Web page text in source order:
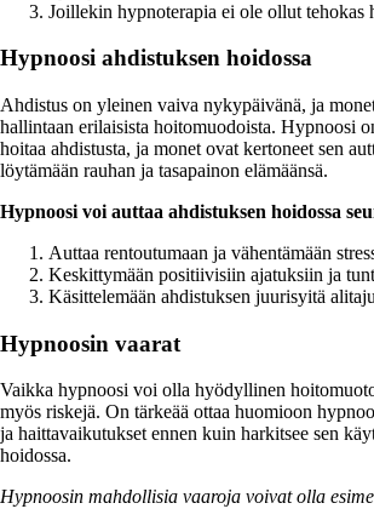
Joillekin hypnoterapia ei ole ollut tehokas
Hypnoosi ahdistuksen hoidossa
Ahdistus on yleinen vaiva nykypäivänä, ja
hallintaan erilaisista hoitomuodoista. Hypnoosi
hoitaa ahdistusta, ja monet ovat kertoneet sen
löytämään rauhan ja tasapainon elämäänsä.
Hypnoosi voi auttaa ahdistuksen hoidossa
Auttaa rentoutumaan ja vähentämään
Keskittymään positiivisiin ajatuksiin ja
Käsittelemään ahdistuksen juurisyitä
Hypnoosin vaarat
Vaikka hypnoosi voi olla hyödyllinen
myös riskejä. On tärkeää ottaa huomioon
ja haittavaikutukset ennen kuin harkitsee sen
hoidossa.
Hypnoosin mahdollisia vaaroja voivat olla